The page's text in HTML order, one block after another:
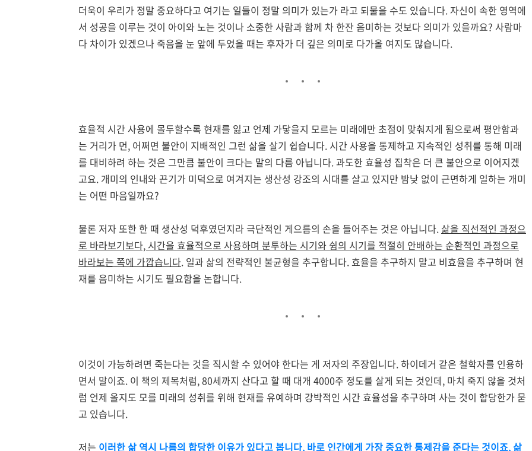
더욱이 우리가 정말 중요하다고 여기는 일들이 정말 의미가 있는가 라고 되물을 수도 있습니다. 자신이 속한 영역에
서 성공을 이루는 것이 아이와 노는 것이나 소중한 사람과 함께 차 한잔 음미하는 것보다 의미가 있을까요? 사람마
다 차이가 있겠으나 죽음을 눈 앞에 두었을 때는 후자가 더 깊은 의미로 다가올 여지도 많습니다.
효율적 시간 사용에 몰두할수록 현재를 잃고 언제 가닿을지 모르는 미래에만 초점이 맞춰지게 됨으로써 평안함과
는 거리가 먼, 어쩌면 불안이 지배적인 그런 삶을 살기 쉽습니다. 시간 사용을 통제하고 지속적인 성취를 통해 미래
를 대비하려 하는 것은 그만큼 불안이 크다는 말의 다름 아닙니다. 과도한 효율성 집착은 더 큰 불안으로 이어지겠
고요. 개미의 인내와 끈기가 미덕으로 여겨지는 생산성 강조의 시대를 살고 있지만 밤낮 없이 근면하게 일하는 개미
는 어떤 마음일까요?
물론 저자 또한 한 때 생산성 덕후였던지라 극단적인 게으름의 손을 들어주는 것은 아닙니다. 삶을 직선적인 과정으
로 바라보기보다, 시간을 효율적으로 사용하며 분투하는 시기와 쉼의 시기를 적절히 안배하는 순환적인 과정으로
바라보는 쪽에 가깝습니다. 일과 삶의 전략적인 불균형을 추구합니다. 효율을 추구하지 말고 비효율을 추구하며 현
재를 음미하는 시기도 필요함을 논합니다.
이것이 가능하려면 죽는다는 것을 직시할 수 있어야 한다는 게 저자의 주장입니다. 하이데거 같은 철학자를 인용하
면서 말이죠. 이 책의 제목처럼, 80세까지 산다고 할 때 대개 4000주 정도를 살게 되는 것인데, 마치 죽지 않을 것처
럼 언제 올지도 모를 미래의 성취를 위해 현재를 유예하며 강박적인 시간 효율성을 추구하며 사는 것이 합당한가 묻
고 있습니다.
저는 이러한 삶 역시 나름의 합당한 이유가 있다고 봅니다. 바로 인간에게 가장 중요한 통제감을 준다는 것이죠. 삶